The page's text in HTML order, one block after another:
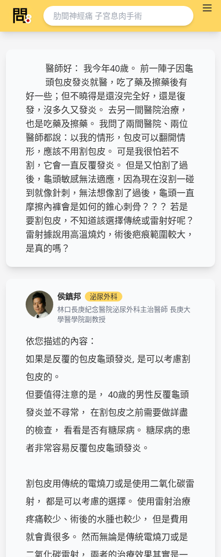
醫師好： 我今年40歲。 前一陣子因龜
頭包皮發炎就醫，吃了藥及擦藥後有
好一些；但不曉得是還沒完全好，還是復
發，沒多久又發炎。 去另一間醫院治療，
也是吃藥及擦藥。 我問了兩間醫院、兩位
醫師都說：以我的情形，包皮可以翻開情
形，應該不用割包皮。 可是我很怕若不
割，它會一直反覆發炎。 但是又怕割了過
後，龜頭敏感無法適應，因為現在沒割一碰
到就像針刺，無法想像割了過後，龜頭一直
摩擦內褲會是如何的錐心刺骨？？？ 若是
要割包皮，不知道該選擇傳統或雷射好呢？
雷射據說用高溫燒灼，術後疤痕範圍較大，
是真的嗎？
侯鎮邦
泌尿外科
林口長庚紀念醫院泌尿外科主治醫師 長庚大
學醫學院副教授
依您描述的內容：
如果是反覆的包皮龜頭發炎, 是可以考慮割
包皮的。
但要值得注意的是， 40歲的男性反覆龜頭
發炎並不尋常， 在割包皮之前需要做詳盡
的檢查， 看看是否有糖尿病。 糖尿病的患
者非常容易反覆包皮龜頭發炎。
割包皮用傳統的電燒刀或是使用二氧化碳雷
射， 都是可以考慮的選擇。 使用雷射治療
疼痛較少、術後的水腫也較少， 但是費用
就會貴很多。 然而無論是傳統電燒刀或是
二氧化碳雷射， 兩者的治療效果其實是一